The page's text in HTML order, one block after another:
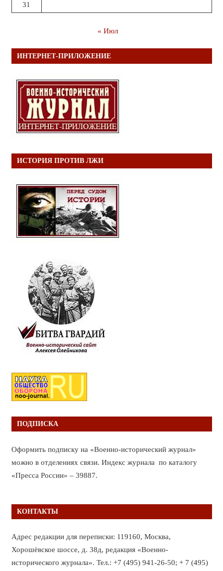
31
« Июл
ИНТЕРНЕТ-ПРИЛОЖЕНИЕ
ИСТОРИЯ ПРОТИВ ЛЖИ
ПОДПИСКА
Оформить подписку на «Военно-исторический журнал»
можно в отделениях связи. Индекс журнала по каталогу
«Пресса России» – 39887.
КОНТАКТЫ
Адрес редакции для переписки: 119160, Москва,
Хорошёвское шоссе, д. 38д, редакция «Военно-
исторического журнала». Тел.: +7 (495) 941-26-50; + 7 (495)